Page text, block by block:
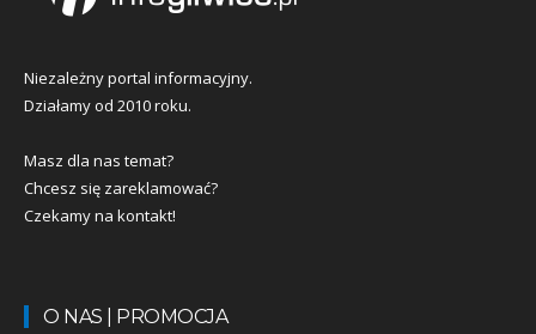
Niezależny portal informacyjny.
Działamy od 2010 roku.
Masz dla nas temat?
Chcesz się zareklamować?
Czekamy na kontakt!
O NAS | PROMOCJA